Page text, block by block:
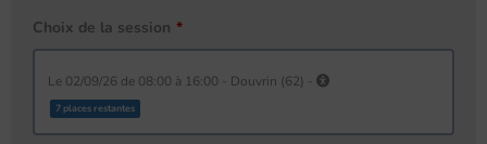
Choix de la session
le 02/09/26 de 08:00 à 16:00 - Douvrin (62) -
7 places restantes